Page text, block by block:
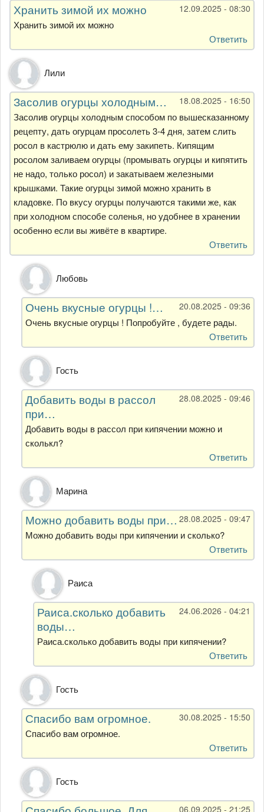
12.09.2025 - 08:30
Хранить зимой их можно
Хранить зимой их можно
Ответить
Лили
18.08.2025 - 16:50
Засолив огурцы холодным…
Засолив огурцы холодным способом по вышесказанному
рецепту, дать огурцам просолеть 3-4 дня, затем слить
росол в кастрюлю и дать ему закипеть. Кипящим
росолом заливаем огурцы (промывать огурцы и кипятить
не надо, только росол) и закатываем железными
крышками. Такие огурцы зимой можно хранить в
кладовке. По вкусу огурцы получаются такими же, как
при холодном способе соленья, но удобнее в хранении
особенно если вы живёте в квартире.
Ответить
Ответ
на
Засолив
огурцы
холодным…
Лили
Любовь
20.08.2025 - 09:36
Очень вкусные огурцы !…
Очень вкусные огурцы ! Попробуйте , будете рады.
Ответить
Ответ
на
Засолив
огурцы
холодным…
от
Лили
Гость
28.08.2025 - 09:46
Добавить воды в рассол
при…
Добавить воды в рассол при кипячении можно и
сколькл?
Ответить
Ответ
на
Засолив
огурцы
холодным…
Лили
Марина
28.08.2025 - 09:47
Можно добавить воды при…
Можно добавить воды при кипячении и сколько?
Ответить
Ответ
на
Можно
добавить
воды
при…
Марина
Раиса
24.06.2026 - 04:21
Раиса.сколько добавить
воды…
Раиса.сколько добавить воды при кипячении?
Ответить
Ответ
на
Засолив
огурцы
холодным…
Лили
Гость
30.08.2025 - 15:50
Спасибо вам огромное.
Спасибо вам огромное.
Ответить
Ответ
на
Засолив
Гость
06.09.2025 - 21:25